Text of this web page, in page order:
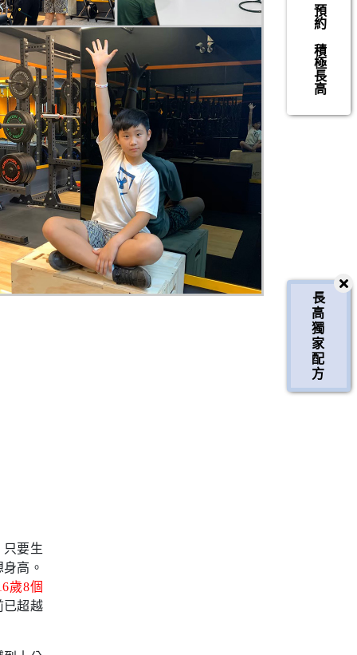
預約
積極長高
長
高
獨
家
配
方
只要生
高。
歲8個
已超越